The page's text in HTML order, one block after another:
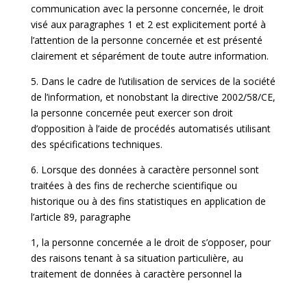
communication avec la personne concernée, le droit
visé aux paragraphes 1 et 2 est explicitement porté à
l’attention de la personne concernée et est présenté
clairement et séparément de toute autre information.
5. Dans le cadre de l’utilisation de services de la société
de l’information, et nonobstant la directive 2002/58/CE,
la personne concernée peut exercer son droit
d’opposition à l’aide de procédés automatisés utilisant
des spécifications techniques.
6. Lorsque des données à caractère personnel sont
traitées à des fins de recherche scientifique ou
historique ou à des fins statistiques en application de
l’article 89, paragraphe
1, la personne concernée a le droit de s’opposer, pour
des raisons tenant à sa situation particulière, au
traitement de données à caractère personnel la